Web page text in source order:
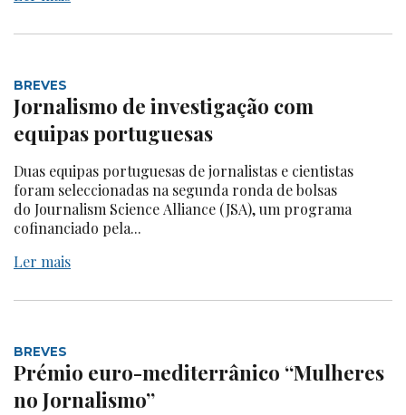
BREVES
Jornalismo de investigação com
equipas portuguesas
Duas equipas portuguesas de jornalistas e cientistas
foram seleccionadas na segunda ronda de bolsas
do Journalism Science Alliance (JSA), um programa
cofinanciado pela...
Ler mais
BREVES
Prémio euro-mediterrânico “Mulheres
no Jornalismo”